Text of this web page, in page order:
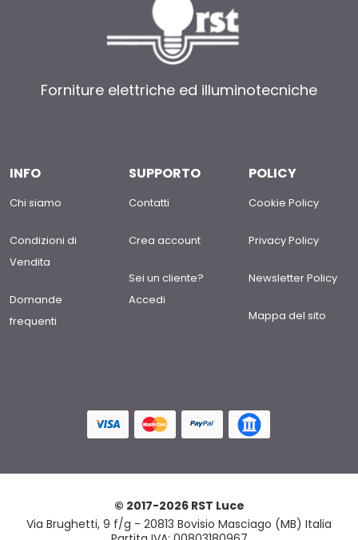
Forniture elettriche ed illuminotecniche
INFO
Chi siamo
Condizioni di
Vendita
Domande
frequenti
SUPPORTO
Contatti
Crea account
Sei un cliente?
Accedi
POLICY
Cookie Policy
Privacy Policy
Newsletter Policy
Mappa del sito
© 2017-2026 RST Luce
Via Brughetti, 9 f/g - 20813 Bovisio Masciago (MB) Italia